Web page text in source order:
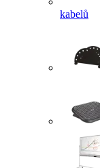
kabelů